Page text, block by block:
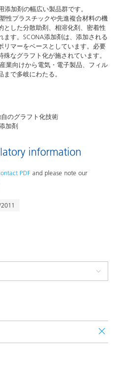
添加剤の幅広い製品群です。
性プラスチックや先進複合材料の機
とした分散助剤、相溶化剤、密着性
す。SCONA添加剤は、添加される
リマーをベースとしています。必要
なグラフト化が施されています。
業向けから電気・電子製品、フィル
で多岐にわたる。
のグラフト化技術
加剤
information
PDF and please note our